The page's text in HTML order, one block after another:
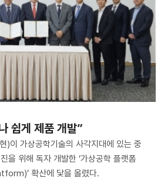
쉽게 제품 개발”
)이 가상공학기술의 사각지대에 있는 중
을 위해 독자 개발한 ‘가상공학 플랫폼
확산에 닻을 올렸다.